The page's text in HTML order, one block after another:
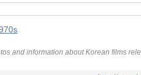
and information about Korean films